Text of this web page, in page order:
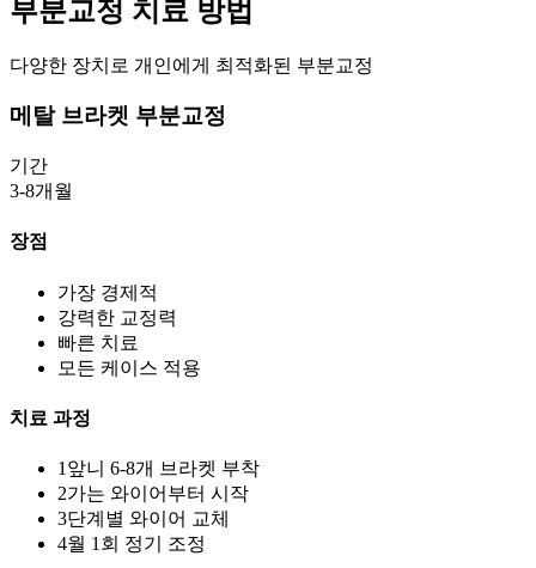
부분교정 치료 방법
다양한 장치로 개인에게 최적화된 부분교정
메탈 브라켓 부분교정
기간
3-8개월
장점
가장 경제적
강력한 교정력
빠른 치료
모든 케이스 적용
치료 과정
1 앞니 6-8개 브라켓 부착
2가는 와이어부터 시작
3단계별 와이어 교체
4월 1회 정기 조정